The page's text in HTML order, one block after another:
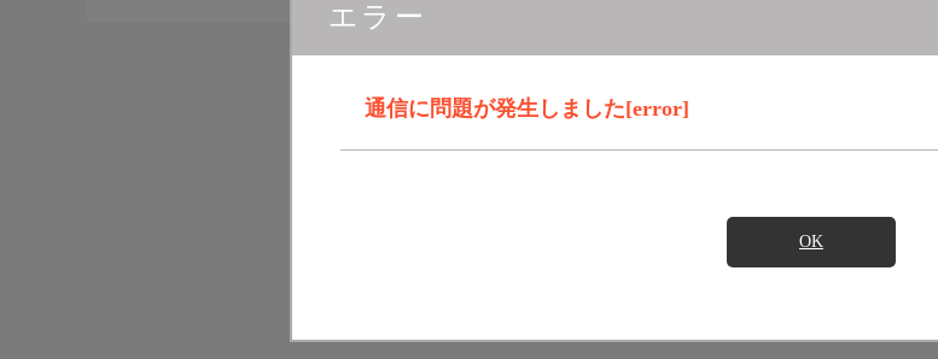
エラー
通信に問題が発生しました[error]
OK